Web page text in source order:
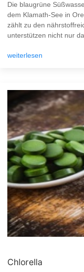
Die blaugrüne
dem Klamath-See in
zählt zu den
unterstützen nicht nur
weiterlesen
Chlorella